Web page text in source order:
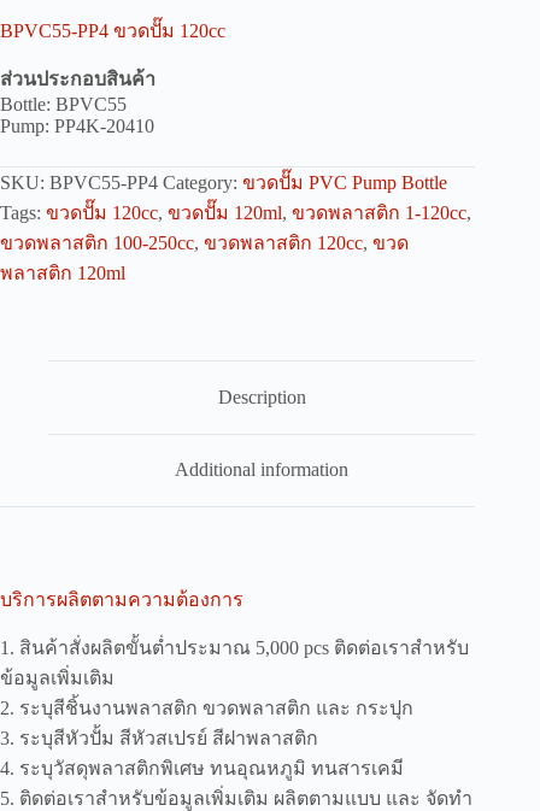
BPVC55-PP4 ขวดปั๊ม 120cc
ส่วนประกอบสินค้า
Bottle: BPVC55
Pump: PP4K-20410
SKU: BPVC55-PP4 Category: ขวดปั๊ม PVC Pump Bottle
Tags: ขวดปั๊ม 120cc, ขวดปั๊ม 120ml, ขวดพลาสติก 1-120cc,
ขวดพลาสติก 100-250cc, ขวดพลาสติก 120cc, ขวด
พลาสติก 120ml
Description
Additional information
บริการผลิตตามความต้องการ
1. สินค้าสั่งผลิตขั้นต่ำประมาณ 5,000 pcs ติดต่อเราสำหรับ
ข้อมูลเพิ่มเติม
2. ระบุสีชิ้นงานพลาสติก ขวดพลาสติก และ กระปุก
3. ระบุสีหัวปั้ม สีหัวสเปรย์ สีฝาพลาสติก
4. ระบุวัสดุพลาสติกพิเศษ ทนอุณหภูมิ ทนสารเคมี
5. ติดต่อเราสำหรับข้อมูลเพิ่มเติม ผลิตตามแบบ และ จัดทำ